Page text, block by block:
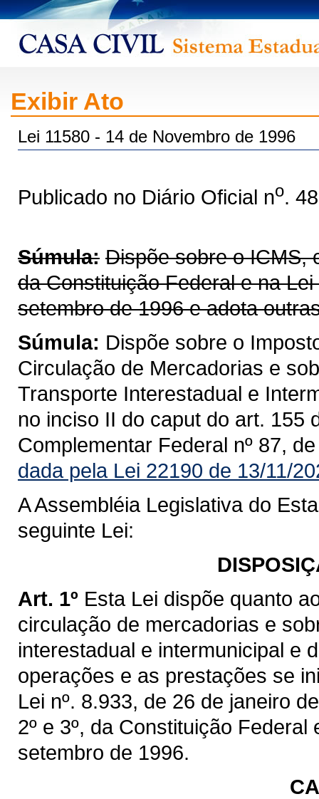
Exibir Ato
Lei 11580 - 14 de Novembro de 1996
Publicado no Diário Oficial no.
Súmula: Dispõe sobre o ICMS,
da Constituição Federal e na
setembro de 1996 e adota
Súmula: Dispõe sobre o
Circulação de Mercadorias e
Transporte Interestadual e
no inciso II do caput do art. 155
Complementar Federal nº 87,
dada pela Lei 22190 de 13/11/
A Assembléia Legislativa do
seguinte Lei:
Art. 1º Esta Lei dispõe quanto
circulação de mercadorias e
interestadual e intermunicipal e
operações e as prestações se
Lei nº. 8.933, de 26 de janeiro
2º e 3º, da Constituição
setembro de 1996.